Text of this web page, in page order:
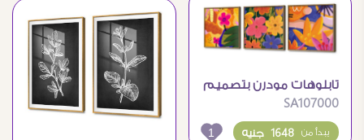
تابلوهات مودرن بتصميم
زهور ملونة وجذابة
SA107000
1648 جنيه يبدأ من 1